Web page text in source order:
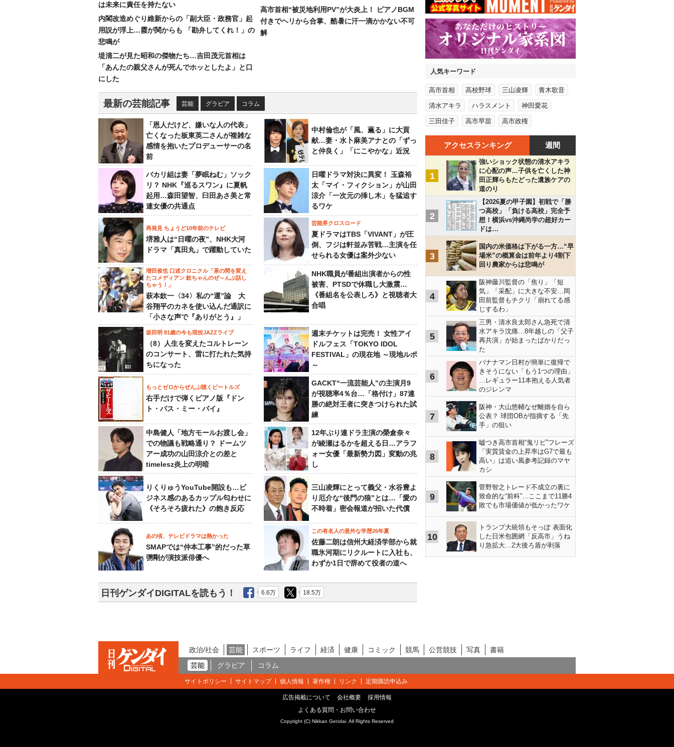
は未来に責任を持たない
内閣改造めぐり維新からの「副大臣・政務官」起
用説が浮上…霞が関からも 「勘弁してくれ！」の
悲鳴が
堤清二が見た昭和の傑物たち…吉田茂元首相は
「あんたの親父さんが死んでホッとしたよ」と口
にした
高市首相“被災地利用PV”が大炎上！ ピアノBGM
付きでヘリから合掌、酷暑に汗一滴かかない不可
解
最新の芸能記事 芸能 グラビア コラム
「恩人だけど、嫌いな人の代表」
亡くなった板東英二さんが複雑な
感情を抱いたプロデューサーの名
前
中村倫也が「風、薫る」に大貢
献…妻・水卜麻美アナとの「ずっ
と仲良く」「にこやかな」近況
バカリ組は妻「夢眠ねむ」ソック
リ？ NHK『巡るスワン』に夏帆
起用…森田望智、臼田あさ美と常
連女優の共通点
日曜ドラマ対決に異変！ 玉森裕
太「マイ・フィクション」が山田
涼介「一次元の挿し木」を猛追す
るワケ
再発見 ちょうど10年前のテレビ
堺雅人は“日曜の夜”、NHK大河
ドラマ「真田丸」で躍動していた
芸能界クロスロード
夏ドラマはTBS「VIVANT」が圧
倒、フジは軒並み苦戦…主演を任
せられる女優は案外少ない
増田俊也 口述クロニクル「茶の間を変え
たコメディアン 欽ちゃんのぜ～んぶ話し
ちゃう！」
萩本欽一〈34〉私の“運”論 大
谷翔平のカネを使い込んだ通訳に
「小さな声で『ありがとう』」
NHK職員が番組出演者からの性
被害、PTSDで休職し大激震…
《番組名を公表しろ》と視聴者大
合唱
坂田明 81歳の今も現役JAZZライブ
（8）人生を変えたコルトレーン
のコンサート、雷に打たれた気持
ちになった
週末チケットは完売！ 女性アイ
ドルフェス「TOKYO IDOL
FESTIVAL」の現在地 ～現地ルポ
～
もっとゼロからぜんぶ聴くビートルズ
右手だけで弾くピアノ版『ドン
ト・パス・ミー・バイ』
GACKT“一流芸能人”の主演月9
が視聴率4％台…「格付け」87連
勝の絶対王者に突きつけられた試
練
中島健人「地方モールお渡し会」
での物議も戦略通り？ ドームツ
アー成功の山田涼介との差と
timelesz炎上の明暗
12年ぶり連ドラ主演の榮倉奈々
が綾瀬はるかを超える日…アラフ
ォー女優「最新勢力図」変動の兆
し
りくりゅうYouTube開設も…ビ
ジネス感のあるカップル匂わせに
《そろそろ疲れた》の飽き反応
三山凌輝にとって義父・水谷豊よ
り厄介な“後門の狼”とは…「愛の
不時着」密会報道が招いた代償
あの頃、テレビドラマは熱かった
SMAPでは“仲本工事”的だった草
彅剛が演技派俳優へ
この有名人の意外な学歴26年夏
佐藤二朗は信州大経済学部から就
職氷河期にリクルートに入社も、
わずか1日で辞めて役者の道へ
日刊ゲンダイDIGITALを読もう！ 6.6万 18.5万
人気キーワード
高市首相 高校野球 三山凌輝 青木歌音
清水アキラ ハラスメント 神田愛花
三田佳子 高市早苗 高市政権
アクセスランキング 週間
1
強いショック状態の清水アキラ
に心配の声…子供を亡くした神
田正輝らもたどった遺族ケアの
道のり
2
【2026夏の甲子園】初戦で「勝
つ高校」「負ける高校」完全予
想！横浜vs沖縄尚学の超好カー
ドは…
3
国内の米価格は下がる一方…“早
場米”の概算金は前年より4割下
回り農家からは悲鳴が
4
阪神藤川監督の「焦り」「短
気」「采配」に大きな不安…岡
田前監督もチクリ「崩れてる感
じするわ」
5
三男・清水良太郎さん急死で清
水アキラ沈痛…8年越しの「父子
再共演」が始まったばかりだっ
た
6
バナナマン日村が簡単に復帰で
きそうにない「もう1つの理由」
…レギュラー11本抱える人気者
のジレンマ
7
阪神・大山悠輔なぜ離婚を自ら
公表？ 球団OBが指摘する「先
手」の狙い
8
嘘つき高市首相“鬼リピ”フレーズ
「実質賃金の上昇率はG7で最も
高い」は追い風参考記録のマヤ
カシ
9
菅野智之トレード不成立の裏に
致命的な“前科”…ここまで11勝4
敗でも市場価値が低かったワケ
10
トランプ大統領もそっぽ 表面化
した日米包囲網「反高市」うね
り急拡大…2大後ろ盾が剥落
政治/社会 芸能 スポーツ ライフ 経済 健康 コミック 競馬 公営競技 写真
書籍
芸能
グラビア コラム
サイトポリシー サイトマップ 個人情報 著作権 リンク 定期購読申込み
広告掲載について 会社概要
採用情報
よくある質問・お問い合わせ
Copyright (C) Nikkan Gendai. All Rights Reserved